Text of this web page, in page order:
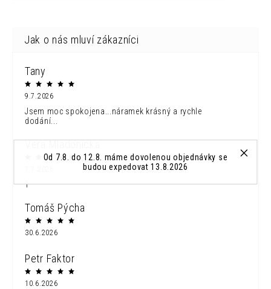
Od 7.8. do 12.8. máme dovolenou objednávky se
budou expedovat 13.8.2026
Tany
9.7.2026
Jsem moc spokojena...náramek krásný a rychle
dodání...
Vera Mladonicka
1
Tomáš Pýcha
30.6.2026
Petr Faktor
10.6.2026